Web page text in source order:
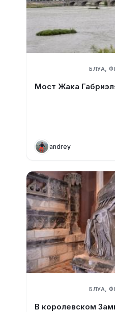
БЛУА,
Мост Жака
andrey
БЛУА,
В королевском